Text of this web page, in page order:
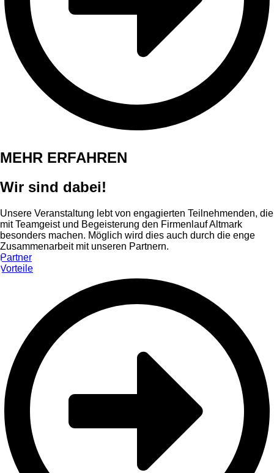
MEHR ERFAHREN
Wir sind dabei!
Unsere Veranstaltung lebt von engagierten Teilnehmenden, die
mit Teamgeist und Begeisterung den Firmenlauf Altmark
besonders machen. Möglich wird dies auch durch die enge
Zusammenarbeit mit unseren Partnern.
Partner
Vorteile